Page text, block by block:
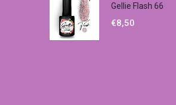
Gellie Flash 66
€8,50